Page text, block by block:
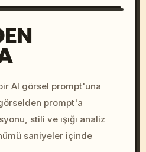
colors, 8k --v 6.0
AI görsel prompt'una
prompt'a
stili ve ışığı analiz
saniyeler içinde